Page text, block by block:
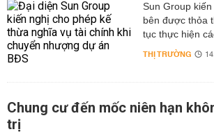
Sun Group
bên được thỏa
tục thực hiện
THỊ TRƯỜNG
Chung cư đến mốc niên hạn
trị